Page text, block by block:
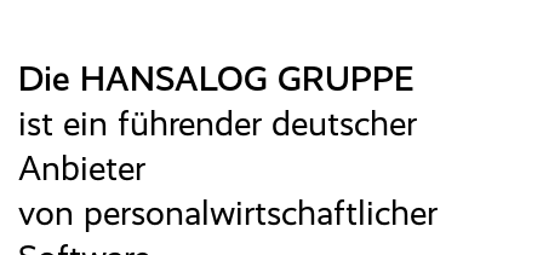
Die HANSALOG GRUPPE
ist ein führender deutscher
Anbieter
von personalwirtschaftlicher